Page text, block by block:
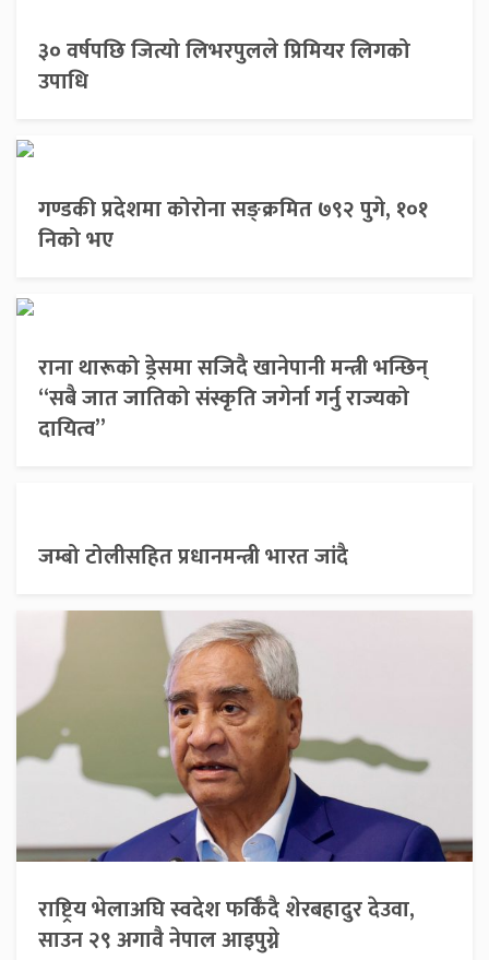
३० वर्षपछि जित्यो लिभरपुलले प्रिमियर लिगको
उपाधि
गण्डकी प्रदेशमा कोरोना सङ्क्रमित ७९२ पुगे, १०१
निको भए
राना थारूको ड्रेसमा सजिदै खानेपानी मन्त्री भन्छिन्
“सबै जात जातिको संस्कृति जगेर्ना गर्नु राज्यको
दायित्व”
जम्बो टोलीसहित प्रधानमन्त्री भारत जांदै
राष्ट्रिय भेलाअघि स्वदेश फर्किँदै शेरबहादुर देउवा,
साउन २९ अगावै नेपाल आइपुग्ने